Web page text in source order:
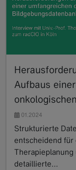
Aufbaus
01.2024
Strukturierte
entscheidend für
detaillierte…